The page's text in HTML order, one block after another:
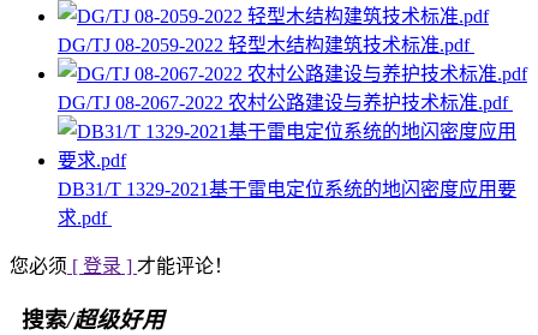
DG/TJ 08-2059-2022 轻型木结构建筑技术标准.pdf
DG/TJ 08-2067-2022 农村公路建设与养护技术标准.pdf
DB31/T 1329-2021基于雷电定位系统的地闪密度应用要
求.pdf
您必须 [ 登录 ] 才能评论！
搜索/超级好用